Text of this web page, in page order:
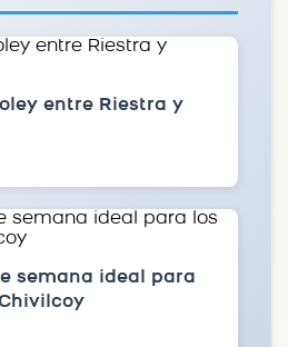
entre Riestra y
semana ideal para